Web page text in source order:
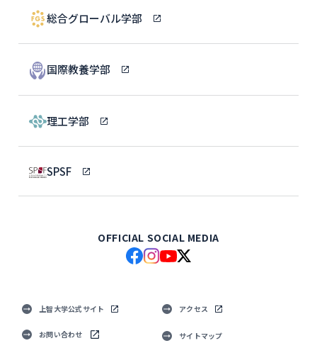
総合グローバル学部
国際教養学部
理工学部
SPSF
OFFICIAL SOCIAL MEDIA
上智大学公式サイト アクセス
お問い合わせ サイトマップ